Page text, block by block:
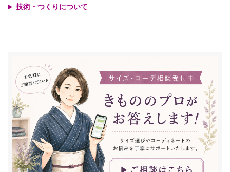
技術・つくりについて